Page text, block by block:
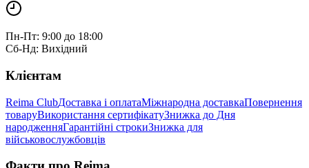
Пн-Пт: 9:00 до 18:00
Сб-Нд: Вихідний
Клієнтам
Reima ClubДоставка і оплатаМіжнародна доставкаПовернення
товаруВикористання сертифікатуЗнижка до Дня
народженняГарантійні строкиЗнижка для
військовослужбовців